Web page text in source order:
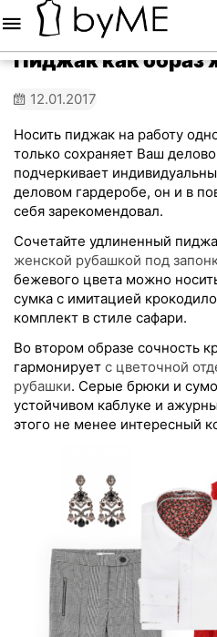
Пиджак как образ
12.01.2017
Носить пиджак на работу
только сохраняет Ваш
подчеркивает
деловом гардеробе, он и в
себя зарекомендовал.
Сочетайте удлиненный
женской рубашкой под
бежевого цвета можно
сумка с имитацией
комплект в стиле сафари.
Во втором образе сочность
гармонирует с цветочной
рубашки. Серые брюки и
устойчивом каблуке и
этого не менее интересный
Меню Корзина